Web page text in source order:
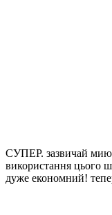
СУПЕР. зазвичай мию
використання цього
дуже економний!